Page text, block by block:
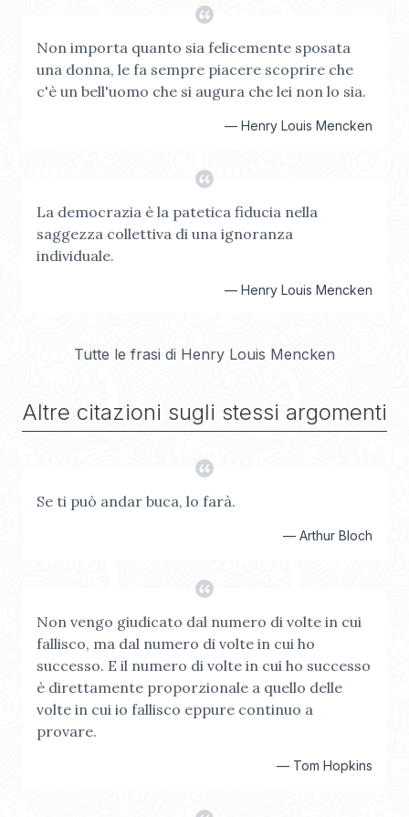
Non importa quanto sia felicemente sposata
una donna, le fa sempre piacere scoprire che
c'è un bell'uomo che si augura che lei non lo sia.
— Henry Louis Mencken
La democrazia è la patetica fiducia nella
saggezza collettiva di una ignoranza
individuale.
— Henry Louis Mencken
Tutte le frasi di Henry Louis Mencken
Altre citazioni sugli stessi argomenti
Se ti può andar buca, lo farà.
— Arthur Bloch
Non vengo giudicato dal numero di volte in cui
fallisco, ma dal numero di volte in cui ho
successo. E il numero di volte in cui ho successo
è direttamente proporzionale a quello delle
volte in cui io fallisco eppure continuo a
provare.
— Tom Hopkins